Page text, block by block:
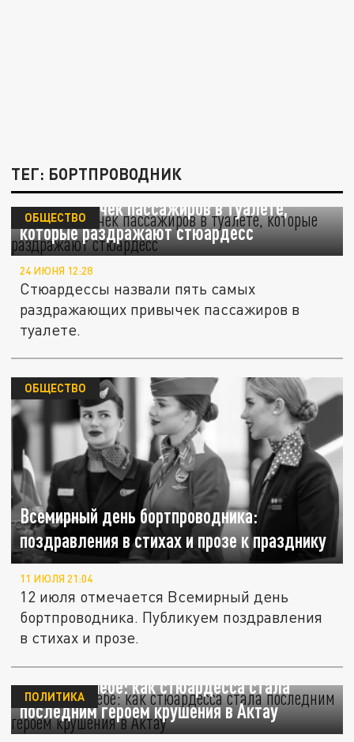
ТЕГ: БОРТПРОВОДНИК
Пять привычек пассажиров в туалете,
которые раздражают стюардесс
ОБЩЕСТВО
24 ИЮНЯ 12:28
Стюардессы назвали пять самых
раздражающих привычек пассажиров в
туалете.
Всемирный день бортпроводника:
поздравления в стихах и прозе к празднику
ОБЩЕСТВО
11 ИЮЛЯ 21:04
12 июля отмечается Всемирный день
бортпроводника. Публикуем поздравления
в стихах и прозе.
В огне и в небе: как стюардесса стала
последним героем крушения в Актау
ПОЛИТИКА